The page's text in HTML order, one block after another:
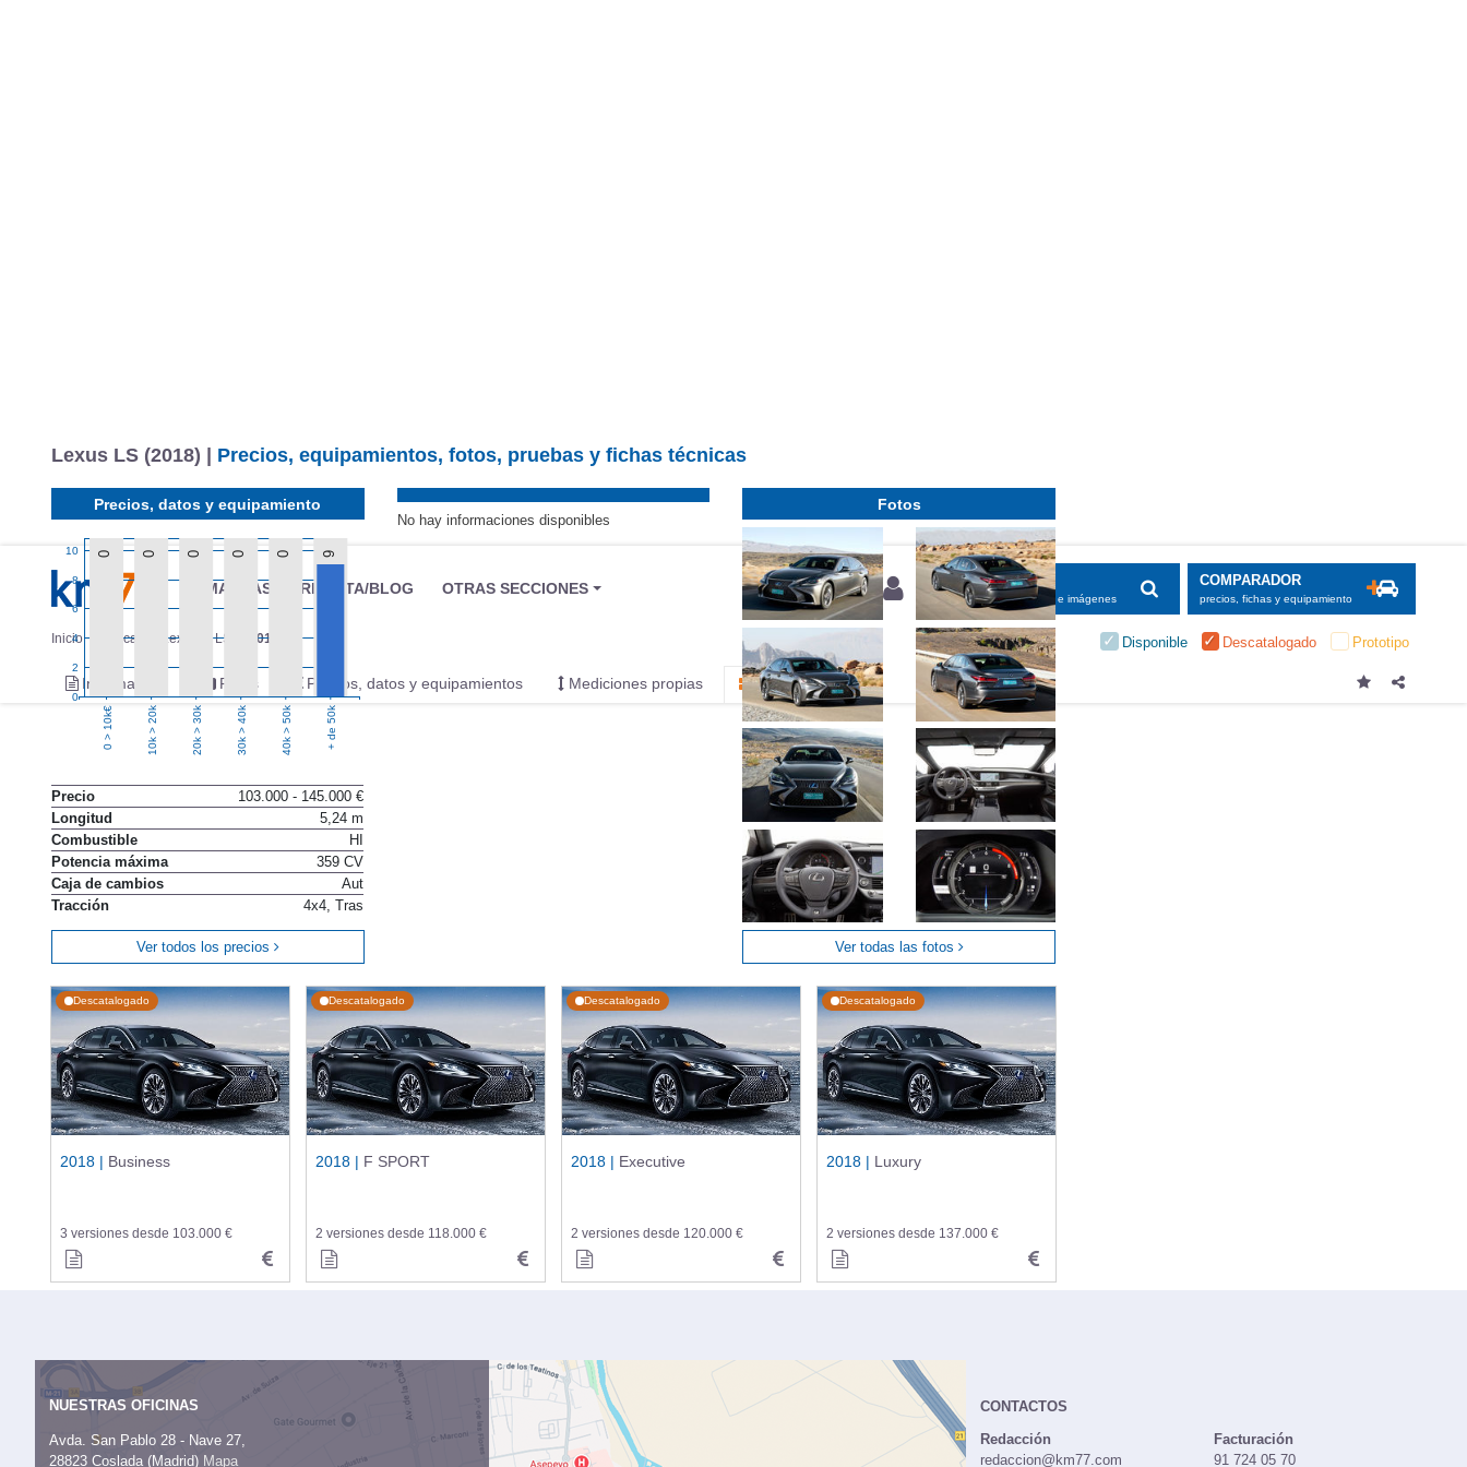
MARCAS REVISTA/BLOG OTRAS SECCIONES BUSCADOR
informaciones, fichas e imágenes
COMPARADOR
precios, fichas y equipamiento
Inicio Marcas Lexus LS 2018 Disponible Descatalogado Prototipo
Información Fotos Precios, datos y equipamientos Mediciones propias Todo
Lexus LS (2018) | Precios, equipamientos, fotos, pruebas y fichas técnicas
Precios, datos y equipamiento
0
2
4
6
8
10 0 0 0 0 0 9
0 > 10k€ 10k > 20k 20k > 30k 30k > 40k 40k > 50k + de 50k
Precio
103.000 - 145.000 €
Longitud
5,24 m
Combustible
HI
Potencia máxima
359 CV
Caja de cambios
Aut
Tracción
4x4, Tras
Ver todos los precios
No hay informaciones disponibles
Fotos
Ver todas las fotos
Descatalogado
2018 | Business
3 versiones desde 103.000 €
Descatalogado
2018 | F SPORT
2 versiones desde 118.000 €
Descatalogado
2018 | Executive
2 versiones desde 120.000 €
Descatalogado
2018 | Luxury
2 versiones desde 137.000 €
NUESTRAS OFICINAS
Avda. San Pablo 28 - Nave 27,
28823 Coslada (Madrid) Mapa
CONTACTOS
Redacción
redaccion@km77.com
Facturación
91 724 05 70